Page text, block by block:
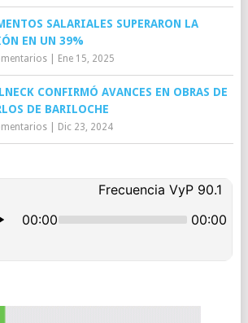
SALARIALES SUPERARON LA
EN UN 39%
| Ene 15, 2025
CONFIRMÓ AVANCES EN OBRAS DE
DE BARILOCHE
| Dic 23, 2024